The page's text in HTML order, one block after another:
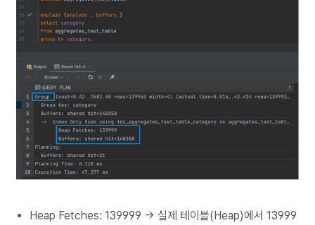
Heap Fetches: 139999 -> 실제 테이블(Heap)에서 13999